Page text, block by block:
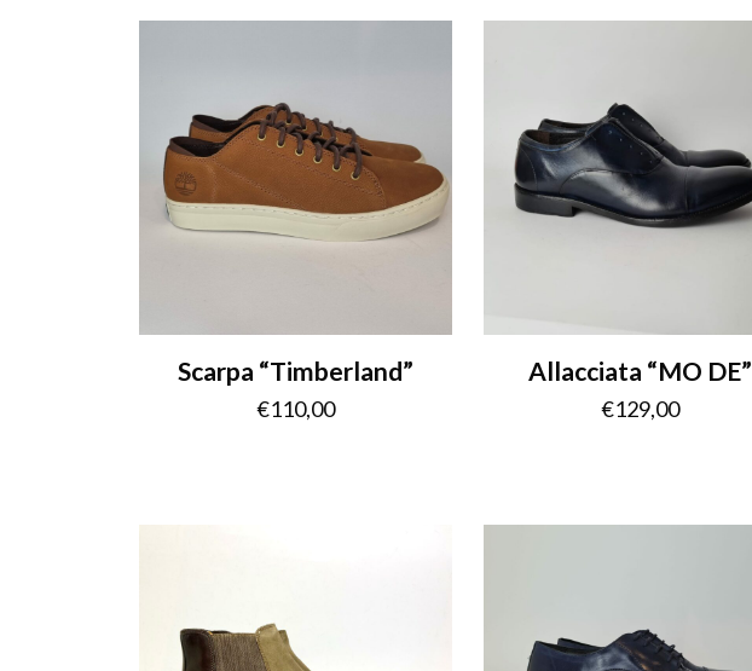
Scarpa “Timberland”
€110,00
Allacciata “MO DE”
€129,00